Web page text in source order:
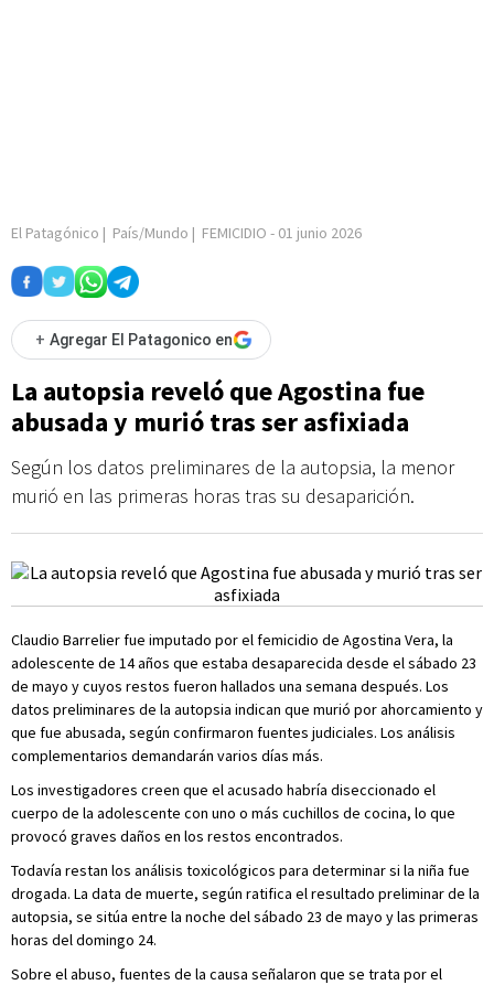
El Patagónico | País/Mundo | FEMICIDIO - 01 junio 2026
+ Agregar El Patagonico en
La autopsia reveló que Agostina fue
abusada y murió tras ser asfixiada
Según los datos preliminares de la autopsia, la menor
murió en las primeras horas tras su desaparición.
Claudio Barrelier fue imputado por el femicidio de Agostina Vera, la
adolescente de 14 años que estaba desaparecida desde el sábado 23
de mayo y cuyos restos fueron hallados una semana después. Los
datos preliminares de la autopsia indican que murió por ahorcamiento y
que fue abusada, según confirmaron fuentes judiciales. Los análisis
complementarios demandarán varios días más.
Los investigadores creen que el acusado habría diseccionado el
cuerpo de la adolescente con uno o más cuchillos de cocina, lo que
provocó graves daños en los restos encontrados.
Todavía restan los análisis toxicológicos para determinar si la niña fue
drogada. La data de muerte, según ratifica el resultado preliminar de la
autopsia, se sitúa entre la noche del sábado 23 de mayo y las primeras
horas del domingo 24.
Sobre el abuso, fuentes de la causa señalaron que se trata por el